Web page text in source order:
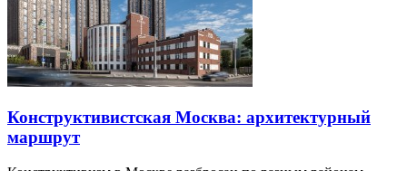
Конструктивистская Москва: архитектурный
маршрут